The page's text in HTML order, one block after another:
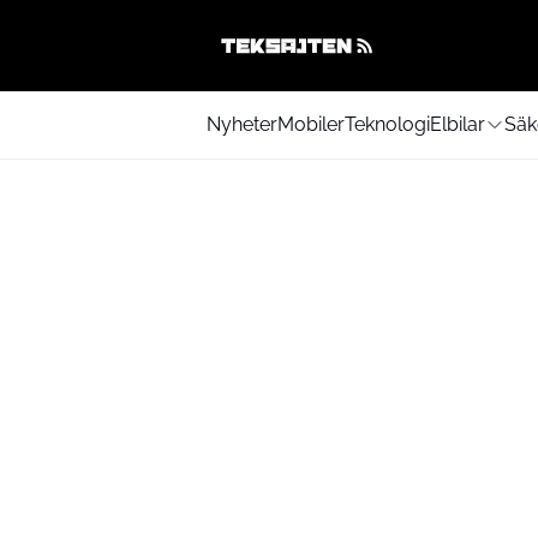
NyheterMobilerTeknologiElbilar